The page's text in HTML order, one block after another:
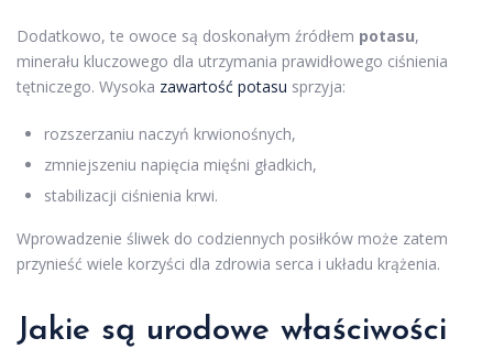
Dodatkowo, te owoce są doskonałym źródłem potasu,
minerału kluczowego dla utrzymania prawidłowego ciśnienia
tętniczego. Wysoka zawartość potasu sprzyja:
rozszerzaniu naczyń krwionośnych,
zmniejszeniu napięcia mięśni gładkich,
stabilizacji ciśnienia krwi.
Wprowadzenie śliwek do codziennych posiłków może zatem
przynieść wiele korzyści dla zdrowia serca i układu krążenia.
Jakie są urodowe właściwości